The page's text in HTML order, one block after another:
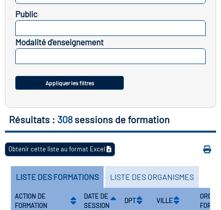
des secteurs(en
construction)
Public
Modalité d'enseignement
Appliquer les filtres
Résultats : 308 sessions de formation
Obtenir cette liste au format Excel
LISTE DES FORMATIONS LISTE DES ORGANISMES
ACTION DE
FORMATION
DATE DE
SESSION
DPT VILLE